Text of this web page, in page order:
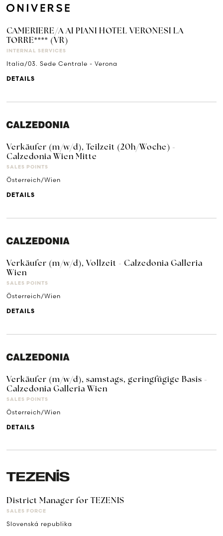
CAMERIERE/A AI PIANI HOTEL VERONESI LA
TORRE**** (VR)
INTERNAL SERVICES
Italia/03. Sede Centrale - Verona
DETAILS
Verkäufer (m/w/d), Teilzeit (20h/Woche) -
Calzedonia Wien Mitte
SALES POINTS
Österreich/Wien
DETAILS
Verkäufer (m/w/d), Vollzeit - Calzedonia Galleria
Wien
SALES POINTS
Österreich/Wien
DETAILS
Verkäufer (m/w/d), samstags, geringfügige Basis -
Calzedonia Galleria Wien
SALES POINTS
Österreich/Wien
DETAILS
District Manager for TEZENIS
SALES FORCE
Slovenská republika